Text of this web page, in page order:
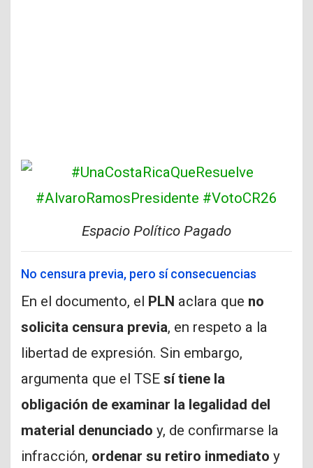
Espacio Político Pagado
No censura previa, pero sí consecuencias
En el documento, el PLN aclara que no
solicita censura previa, en respeto a la
libertad de expresión. Sin embargo,
argumenta que el TSE sí tiene la
obligación de examinar la legalidad del
material denunciado y, de confirmarse la
infracción, ordenar su retiro inmediato y